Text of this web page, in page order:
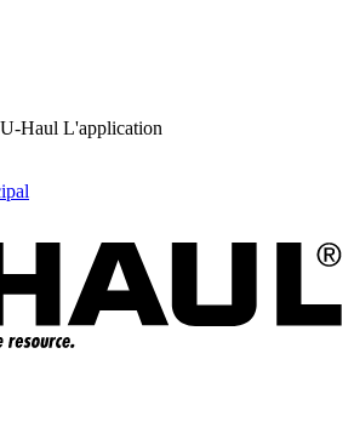
U-Haul L'application